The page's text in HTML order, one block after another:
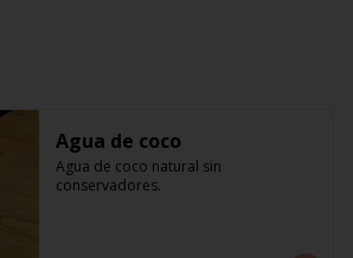
Agua de coco
Agua de coco natural sin
conservadores.